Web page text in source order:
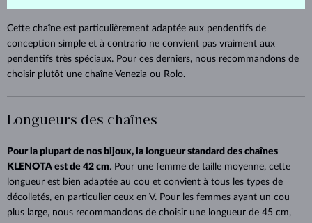
Cette chaîne est particulièrement adaptée aux pendentifs de
conception simple et à contrario ne convient pas vraiment aux
pendentifs très spéciaux. Pour ces derniers, nous recommandons de
choisir plutôt une chaîne Venezia ou Rolo.
Longueurs des chaînes
Pour la plupart de nos bijoux, la longueur standard des chaînes
KLENOTA est de 42 cm. Pour une femme de taille moyenne, cette
longueur est bien adaptée au cou et convient à tous les types de
décolletés, en particulier ceux en V. Pour les femmes ayant un cou
plus large, nous recommandons de choisir une longueur de 45 cm,